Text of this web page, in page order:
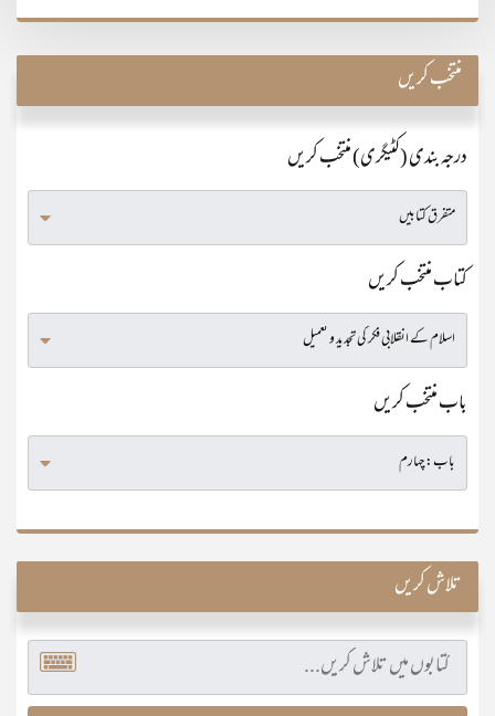
منتخب کریں
درجہ بندی (کٹیگری) منتخب کریں
کتاب منتخب کریں
باب منتخب کریں
تلاش کریں